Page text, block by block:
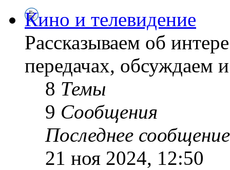
Кино и телевидение
Рассказываем об
передачах, обсуждаем
8 Темы
9 Сообщения
Последнее сообщение
21 ноя 2024, 12:50